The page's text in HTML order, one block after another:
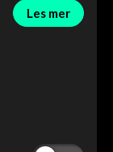
Les mer